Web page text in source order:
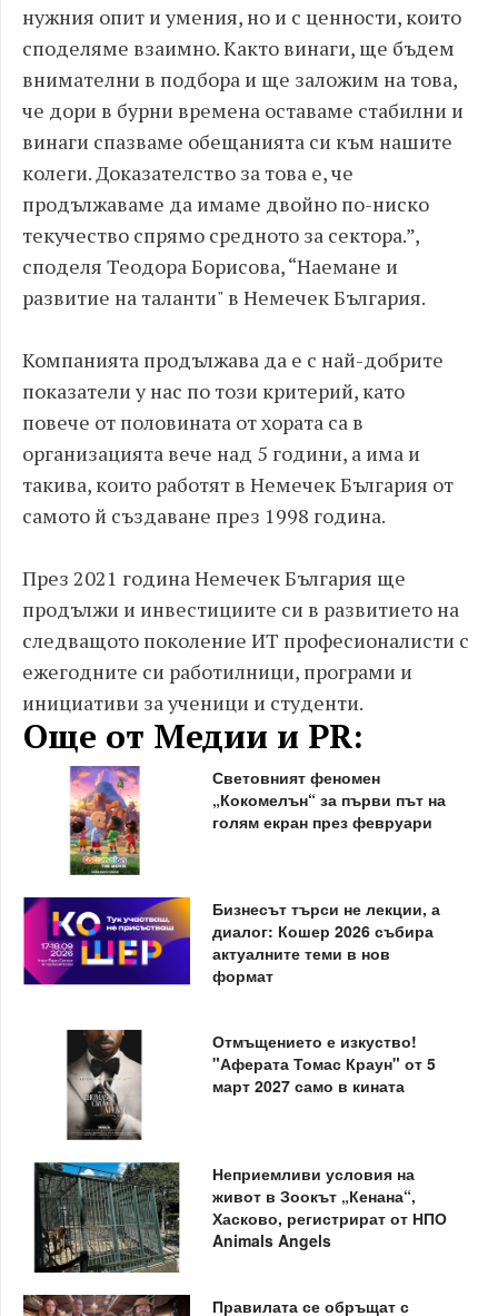
нужния опит и умения, но и с ценности, които
споделяме взаимно. Както винаги, ще бъдем
внимателни в подбора и ще заложим на това,
че дори в бурни времена оставаме стабилни и
винаги спазваме обещанията си към нашите
колеги. Доказателство за това е, че
продължаваме да имаме двойно по-ниско
текучество спрямо средното за сектора.”,
споделя Теодора Борисова, “Наемане и
развитие на таланти" в Немечек България.
Компанията продължава да е с най-добрите
показатели у нас по този критерий, като
повече от половината от хората са в
организацията вече над 5 години, а има и
такива, които работят в Немечек България от
самото й създаване през 1998 година.
През 2021 година Немечек България ще
продължи и инвестициите си в развитието на
следващото поколение ИТ професионалисти с
ежегодните си работилници, програми и
инициативи за ученици и студенти.
Още от Медии и PR:
Световният феномен
„Кокомелън“ за първи път на
голям екран през февруари
Бизнесът търси не лекции, а
диалог: Кошер 2026 събира
актуалните теми в нов
формат
Отмъщението е изкуство!
"Аферата Томас Краун" от 5
март 2027 само в кината
Неприемливи условия на
живот в Зоокът „Кенана“,
Хасково, регистрират от НПО
Animals Angels
Правилата се обръщат с